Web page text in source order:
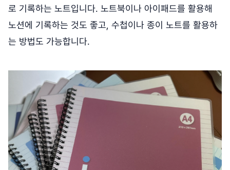
로 기록하는 노트입니다. 노트북이나 아이패드를 활용해
노션에 기록하는 것도 좋고, 수첩이나 종이 노트를 활용하
는 방법도 가능합니다.